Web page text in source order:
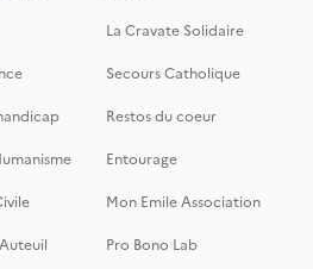
La Cravate Solidaire
Secours Catholique
Restos du coeur
Entourage
Mon Emile Association
Pro Bono Lab